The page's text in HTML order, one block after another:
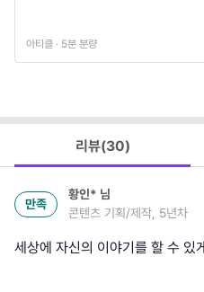
아티클 · 5분 분량
리뷰(30)
만족
황인* 님
콘텐츠 기획/제작, 5년차
세상에 자신의 이야기를 할 수 있